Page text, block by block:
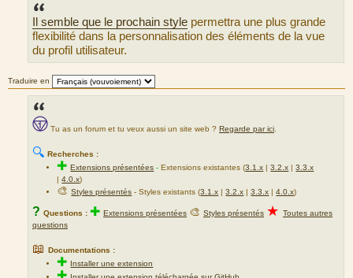
Il semble que le prochain style permettra une plus grande
flexibilité dans la personnalisation des éléments de la vue
du profil utilisateur.
Traduire en
Tu as un forum et tu veux aussi un site web ? Regarde par ici
🔍 Recherches :
✚Extensions présentées -Extensions existantes (3.1.x |3.2.x |3.3.x
|4.0.x)
🎨Styles présentés - Styles existants (3.1.x |3.2.x |3.3.x |4.0.x)
? Questions : ✚ Extensions présentées 🎨 Styles présentés ★ Toutes autres
questions
📖 Documentations :
✚ Installer une extension
✚